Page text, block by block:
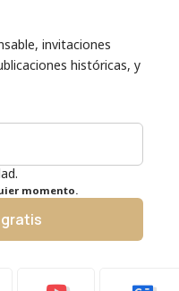
invitaciones
históricas, y
momento.